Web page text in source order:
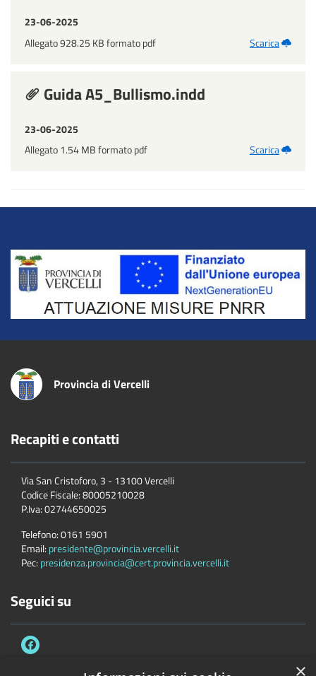
23-06-2025
Allegato 928.25 KB formato pdf
Scarica
Guida A5_Bullismo.indd
23-06-2025
Allegato 1.54 MB formato pdf
Scarica
Title
Provincia di Vercelli
Recapiti e contatti
Via San Cristoforo, 3 - 13100 Vercelli
Codice Fiscale:80005210028
P.Iva:02744650025
Telefono:0161 5901
Email: presidente@provincia.vercelli.it
Pec: presidenza.provincia@cert.provincia.vercelli.it
Seguici su
×